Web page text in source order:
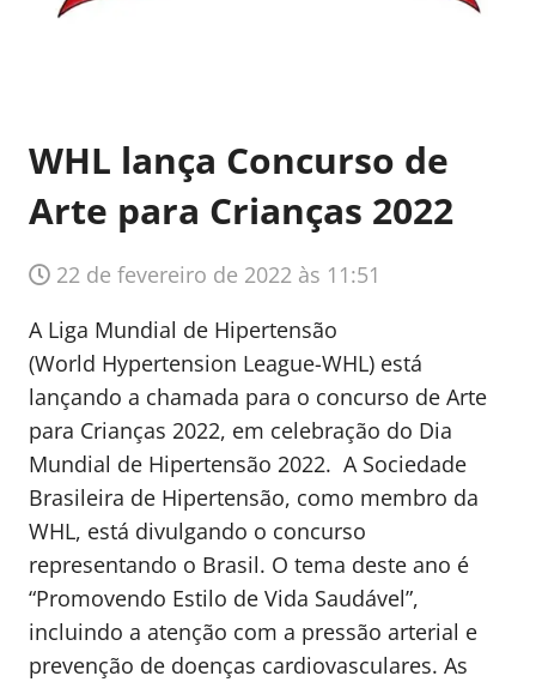
WHL lança Concurso de
Arte para Crianças 2022
22 de fevereiro de 2022 às 11:51
A Liga Mundial de Hipertensão
(World Hypertension League-WHL) está
lançando a chamada para o concurso de Arte
para Crianças 2022, em celebração do Dia
Mundial de Hipertensão 2022. A Sociedade
Brasileira de Hipertensão, como membro da
WHL, está divulgando o concurso
representando o Brasil. O tema deste ano é
“Promovendo Estilo de Vida Saudável”,
incluindo a atenção com a pressão arterial e
prevenção de doenças cardiovasculares. As